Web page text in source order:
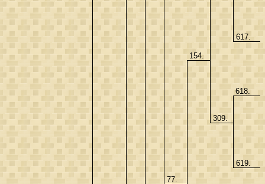
77.
154.
617.
309.
618.
619.